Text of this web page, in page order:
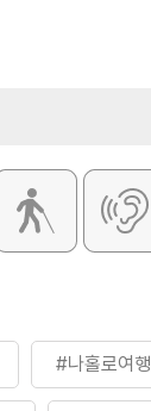
#나홀로여행